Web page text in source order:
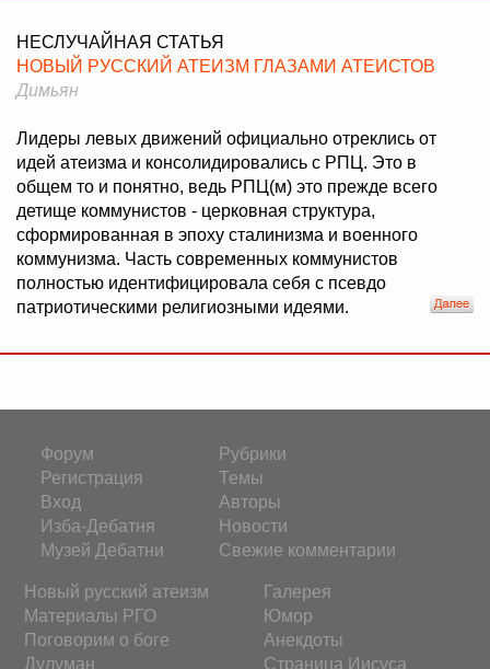
НЕСЛУЧАЙНАЯ СТАТЬЯ
НОВЫЙ РУССКИЙ АТЕИЗМ ГЛАЗАМИ АТЕИСТОВ
Димьян
Лидеры левых движений официально отреклись от
идей атеизма и консолидировались с РПЦ. Это в
общем то и понятно, ведь РПЦ(м) это прежде всего
детище коммунистов - церковная структура,
сформированная в эпоху сталинизма и военного
коммунизма. Часть современных коммунистов
полностью идентифицировала себя с псевдо
патриотическими религиозными идеями.
Форум
Регистрация
Вход
Изба-Дебатня
Музей Дебатни
Рубрики
Темы
Авторы
Новости
Свежие комментарии
Новый русский атеизм
Материалы РГО
Поговорим о боге
Дулуман
Галерея
Юмор
Анекдоты
Страница Иисуса